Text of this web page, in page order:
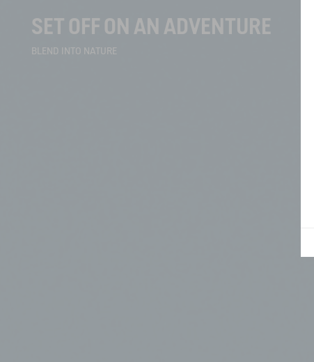
SET OFF ON AN ADVENTURE
BLEND INTO NATURE